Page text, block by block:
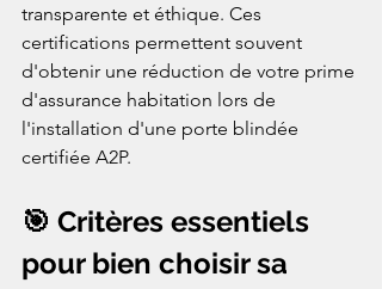
transparente et éthique. Ces
certifications permettent souvent
d'obtenir une réduction de votre prime
d'assurance habitation lors de
l'installation d'une porte blindée
certifiée A2P.
🎯 Critères essentiels
pour bien choisir sa